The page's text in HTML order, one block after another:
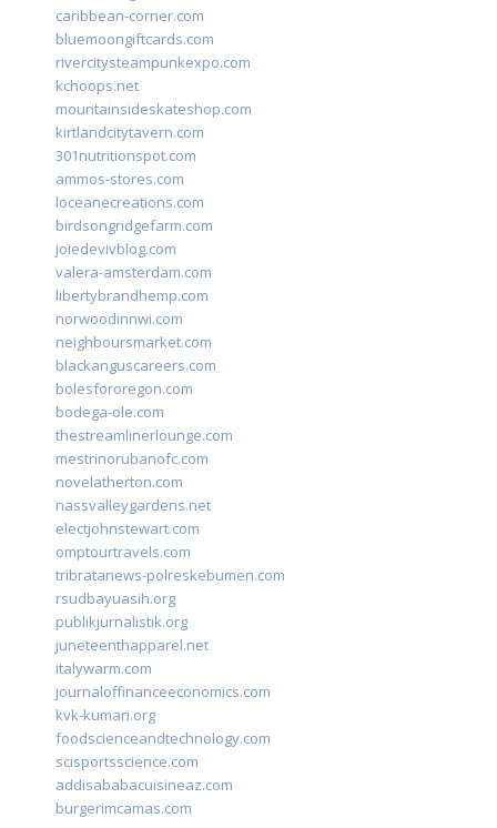
caribbean-corner.com
bluemoongiftcards.com
rivercitysteampunkexpo.com
kchoops.net
mountainsideskateshop.com
kirtlandcitytavern.com
301nutritionspot.com
ammos-stores.com
loceanecreations.com
birdsongridgefarm.com
joiedevivblog.com
valera-amsterdam.com
libertybrandhemp.com
norwoodinnwi.com
neighboursmarket.com
blackanguscareers.com
bolesfororegon.com
bodega-ole.com
thestreamlinerlounge.com
mestrinorubanofc.com
novelatherton.com
nassvalleygardens.net
electjohnstewart.com
omptourtravels.com
tribratanews-polreskebumen.com
rsudbayuasih.org
publikjurnalistik.org
juneteenthapparel.net
italywarm.com
journaloffinanceeconomics.com
kvk-kumari.org
foodscienceandtechnology.com
scisportsscience.com
addisababacuisineaz.com
burgerimcamas.com